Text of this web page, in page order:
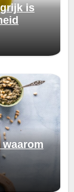
is